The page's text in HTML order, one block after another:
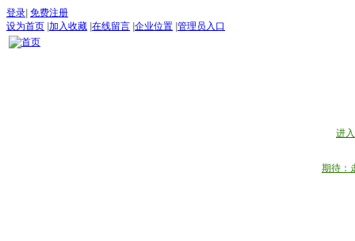
登录 免费注册
设为首页 加入收藏 在线留言 企业位置 管理员入口
进
期待：